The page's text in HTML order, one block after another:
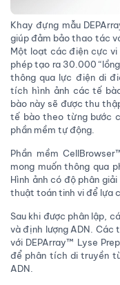
Khay đựng mẫu
giúp đảm bảo thao tác
Một loạt các điện cực vi
phép tạo ra 30.000
thông qua lực điện di
tích hình ảnh các tế
bào này sẽ được thu
tế bào theo từng bước
phần mềm tự động.
Phần mềm
mong muốn thông qua
Hình ảnh có độ phân
thuật toán tinh vi để lựa
Sau khi được phân lập,
và định lượng ADN. Các
với DEPArray™ Lyse
để phân tích di truyền
ADN.